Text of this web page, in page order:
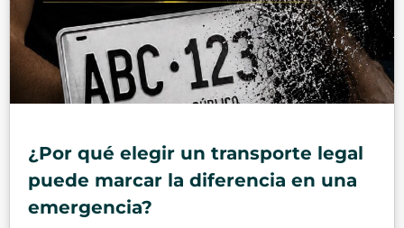
¿Por qué elegir un transporte legal
puede marcar la diferencia en una
emergencia?